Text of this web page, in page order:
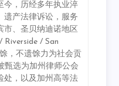
今，历经多年执业淬
遗产法律诉讼，服务
市、圣贝纳迪诺地区
Riverside / San
，不遗馀力为社会贡
甄选为加州律师公会
处，以及加州高等法